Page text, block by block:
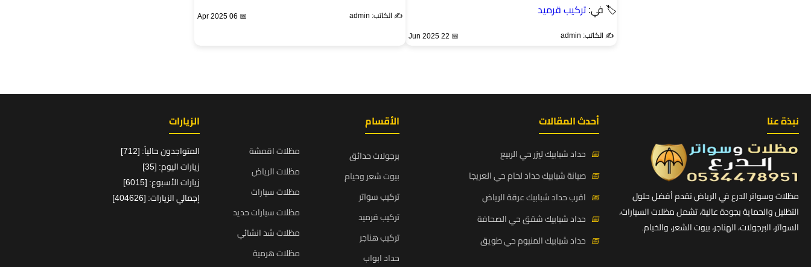
🏷 في:تركيب قرميد
✍️ الكاتب: admin 📅 22 Jun 2025
✍️ الكاتب: admin 📅 06 Apr 2025
نبذة عنا
مظلات وسواتر الدرع في الرياض تقدم أفضل حلول
التظليل والحماية بجودة عالية، تشمل مظلات السيارات،
السواتر، البرجولات، الهناجر، بيوت الشعر، والخيام.
أحدث المقالات
📅 حداد شبابيك ليزر حي الربيع
📅 صيانة شبابيك حداد لحام حي العريجا
📅 اقرب حداد شبابيك عرقة الرياض
📅 حداد شبابيك شقق حي الصحافة
📅 حداد شبابيك المنيوم حي طويق
الأقسام
برجولات حدائق
بيوت شعر وخيام
تركيب سواتر
تركيب قرميد
تركيب هناجر
حداد ابواب
مظلات اقمشة
مظلات الرياض
مظلات سيارات
مظلات سيارات حديد
مظلات شد انشائي
مظلات هرمية
الزيارات
المتواجدون حالياً: [712]
زيارات اليوم: [35]
زيارات الأسبوع: [6015]
إجمالي الزيارات: [404626]